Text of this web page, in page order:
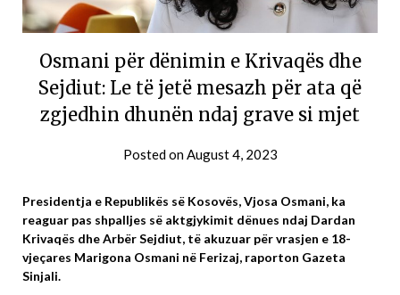
Osmani për dënimin e Krivaqës dhe
Sejdiut: Le të jetë mesazh për ata që
zgjedhin dhunën ndaj grave si mjet
Posted onAugust 4, 2023
Presidentja e Republikës së Kosovës, Vjosa Osmani, ka
reaguar pas shpalljes së aktgjykimit dënues ndaj Dardan
Krivaqës dhe Arbër Sejdiut, të akuzuar për vrasjen e 18-
vjeçares Marigona Osmani në Ferizaj, raporton Gazeta
Sinjali.